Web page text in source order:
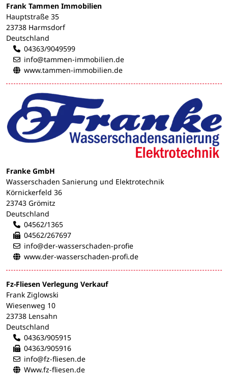
Frank Tammen Immobilien
Hauptstraße 35
23738 Harmsdorf
Deutschland
04363/9049599
info@tammen-immobilien.de
www.tammen-immobilien.de
Franke GmbH
Wasserschaden Sanierung und Elektrotechnik
Körnickerfeld 36
23743 Grömitz
Deutschland
04562/1365
04562/267697
info@der-wasserschaden-profie
www.der-wasserschaden-profi.de
Fz-Fliesen Verlegung Verkauf
Frank Ziglowski
Wiesenweg 10
23738 Lensahn
Deutschland
04363/905915
04363/905916
info@fz-fliesen.de
Www.fz-fliesen.de